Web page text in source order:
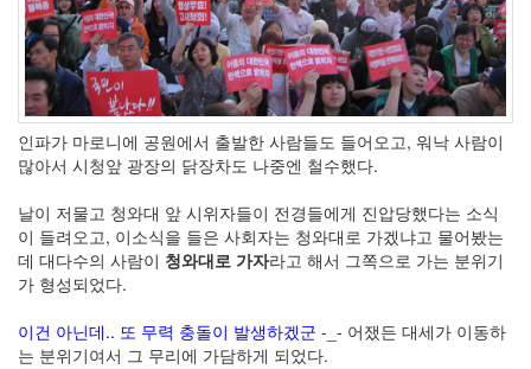
인파가 마로니에 공원에서 출발한 사람들도 들어오고, 워낙 사람이
많아서 시청앞 광장의 닭장차도 나중엔 철수했다.
날이 저물고 청와대 앞 시위자들이 전경들에게 진압당했다는 소식
이 들려오고, 이소식을 들은 사회자는 청와대로 가겠냐고 물어봤는
데 대다수의 사람이 청와대로 가자라고 해서 그쪽으로 가는 분위기
가 형성되었다.
이건 아닌데.. 또 무력 충돌이 발생하겠군 -_- 어쟀든 대세가 이동하
는 분위기여서 그 무리에 가담하게 되었다.